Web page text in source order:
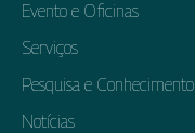
Evento e Oficinas
Serviços
Pesquisa e Conhecimento
Notícias